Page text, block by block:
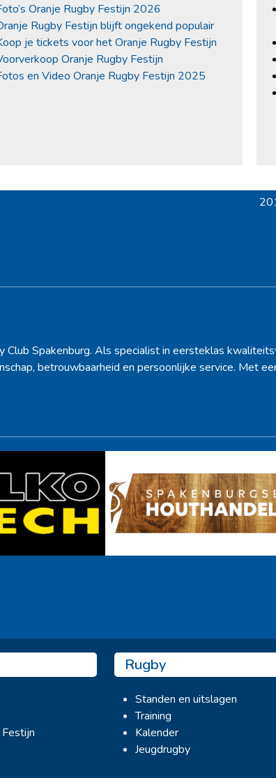
Oranje Rugby Festijn 2026
Rugby Festijn blijft ongekend populair
je tickets voor het Oranje Rugby Festijn
Oranje Rugby Festijn
en Video Oranje Rugby Festijn 2025
Club Spakenburg. Als specialist in eersteklas
betrouwbaarheid en persoonlijke service. Met
Rugby
Standen en uitslagen
Training
Kalender
Jeugdrugby